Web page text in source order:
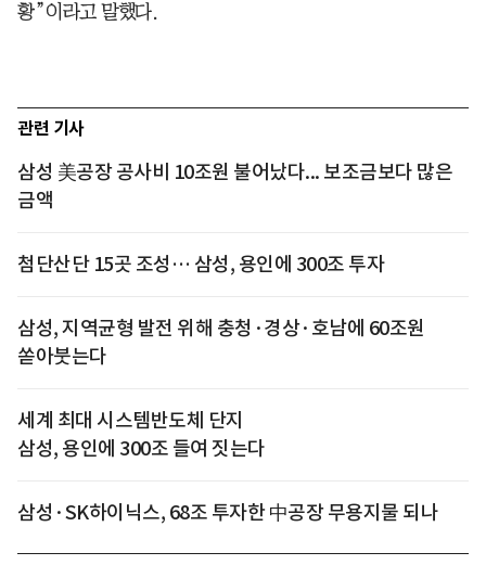
황”이라고 말했다.
관련 기사
삼성 美공장 공사비 10조원 불어났다... 보조금보다 많은
금액
첨단산단 15곳 조성… 삼성, 용인에 300조 투자
삼성, 지역균형 발전 위해 충청·경상·호남에 60조원
쏟아붓는다
세계 최대 시스템반도체 단지
삼성, 용인에 300조 들여 짓는다
삼성·SK하이닉스, 68조 투자한 中공장 무용지물 되나